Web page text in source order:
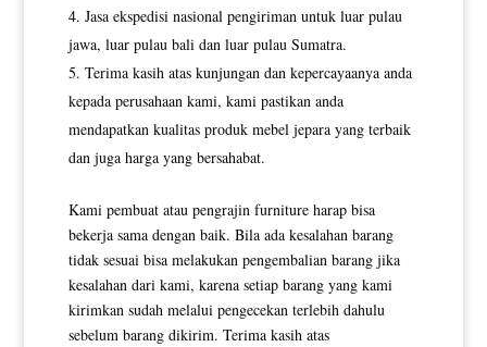
Jasa ekspedisi nasional pengiriman untuk luar pulau
jawa, luar pulau bali dan luar pulau Sumatra.
Terima kasih atas kunjungan dan kepercayaanya anda
kepada perusahaan kami, kami pastikan anda
mendapatkan kualitas produk mebel jepara yang terbaik
dan juga harga yang bersahabat.
Kami pembuat atau pengrajin furniture harap bisa
bekerja sama dengan baik. Bila ada kesalahan barang
tidak sesuai bisa melakukan pengembalian barang jika
kesalahan dari kami, karena setiap barang yang kami
kirimkan sudah melalui pengecekan terlebih dahulu
sebelum barang dikirim. Terima kasih atas